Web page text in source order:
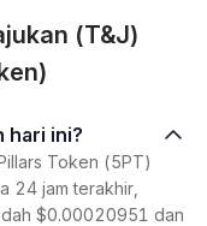
(T&J)
hari ini?
Token (5PT)
24 jam terakhir,
$0.00020951 dan